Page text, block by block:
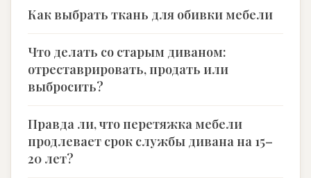
Как выбрать ткань для обивки мебели
Что делать со старым диваном:
отреставрировать, продать или
выбросить?
Правда ли, что перетяжка мебели
продлевает срок службы дивана на 15–
20 лет?